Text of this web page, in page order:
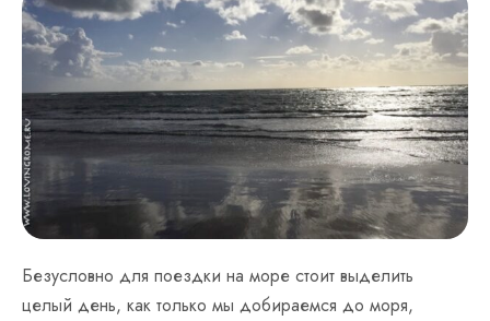
Безусловно для поездки на море стоит выделить
целый день, как только мы добираемся до моря,